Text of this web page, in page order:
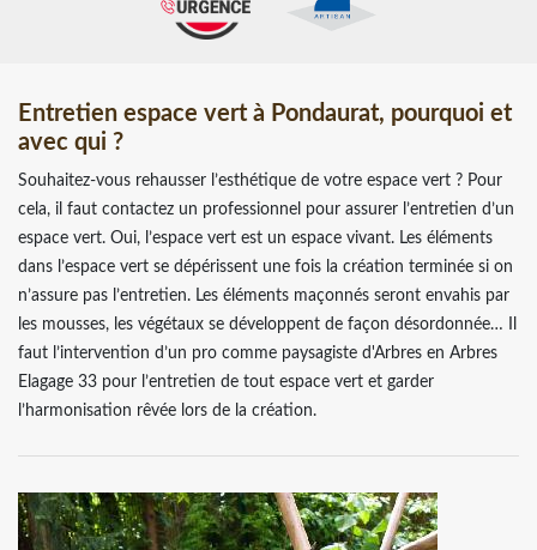
Entretien espace vert à Pondaurat, pourquoi et
avec qui ?
Souhaitez-vous rehausser l’esthétique de votre espace vert ? Pour
cela, il faut contactez un professionnel pour assurer l’entretien d’un
espace vert. Oui, l’espace vert est un espace vivant. Les éléments
dans l’espace vert se dépérissent une fois la création terminée si on
n’assure pas l’entretien. Les éléments maçonnés seront envahis par
les mousses, les végétaux se développent de façon désordonnée… Il
faut l’intervention d’un pro comme paysagiste d'Arbres en Arbres
Elagage 33 pour l’entretien de tout espace vert et garder
l’harmonisation rêvée lors de la création.